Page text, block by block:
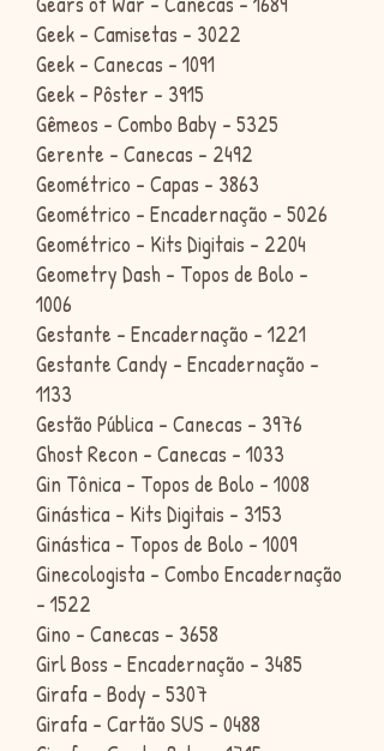
Geek - Camisetas - 3022
Geek - Canecas - 1091
Geek - Pôster - 3915
Gêmeos - Combo Baby - 5325
Gerente - Canecas - 2492
Geométrico - Capas - 3863
Geométrico - Encadernação - 5026
Geométrico - Kits Digitais - 2204
Geometry Dash - Topos de Bolo -
1006
Gestante - Encadernação - 1221
Gestante Candy - Encadernação -
1133
Gestão Pública - Canecas - 3976
Ghost Recon - Canecas - 1033
Gin Tônica - Topos de Bolo - 1008
Ginástica - Kits Digitais - 3153
Ginástica - Topos de Bolo - 1009
Ginecologista - Combo Encadernação
- 1522
Gino - Canecas - 3658
Girl Boss - Encadernação - 3485
Girafa - Body - 5307
Girafa - Cartão SUS - 0488